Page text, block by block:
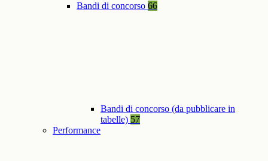
Bandi di concorso 66
Bandi di concorso (da pubblicare in
tabelle) 57
Performance